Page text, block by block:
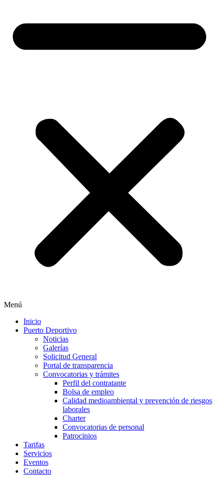
Menú
Inicio
Puerto Deportivo
Noticias
Galerías
Solicitud General
Portal de transparencia
Convocatorias y trámites
Perfil del contratante
Bolsa de empleo
Calidad medioambiental y prevención de riesgos
laborales
Charter
Convocatorias de personal
Patrocinios
Tarifas
Servicios
Eventos
Contacto